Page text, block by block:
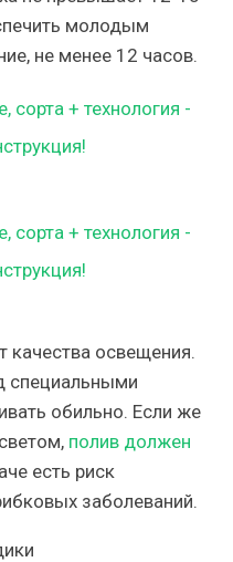
молодым
не менее 12 часов.
качества освещения.
специальными
обильно. Если же
полив должен
есть риск
заболеваний.